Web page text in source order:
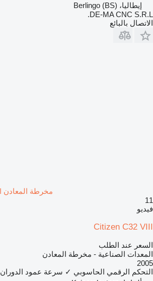
إيطاليا، Berlingo (BS)
DE-MA CNC S.R.L.
الاتصال بالبائع
مخرطة المعادن Citizen C32 VIII
11
فيديو
Citizen C32 VIII
السعر عند الطلب
المعدات الصناعية - مخرطة المعادن
2005
التحكم الرقمي الحاسوبي ✓ سرعة عمود الدوران